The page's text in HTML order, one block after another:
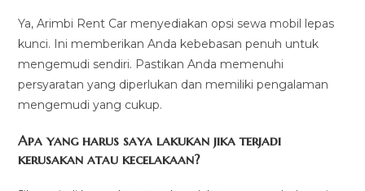
Ya, Arimbi Rent Car menyediakan opsi sewa mobil lepas
kunci. Ini memberikan Anda kebebasan penuh untuk
mengemudi sendiri. Pastikan Anda memenuhi
persyaratan yang diperlukan dan memiliki pengalaman
mengemudi yang cukup.
Apa yang harus saya lakukan jika terjadi
kerusakan atau kecelakaan?